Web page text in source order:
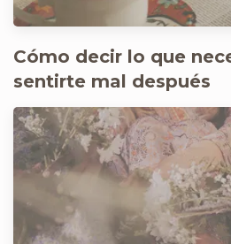
Cómo decir lo que
sentirte mal después